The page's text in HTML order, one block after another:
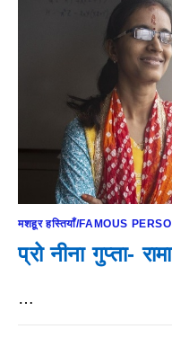
मशहूर हस्तियाँ/FAMOUS
प्रो नीना गुप्ता-
…